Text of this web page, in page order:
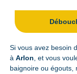
Si vous avez besoin
à Arlon, et vous
baignoire ou égouts,